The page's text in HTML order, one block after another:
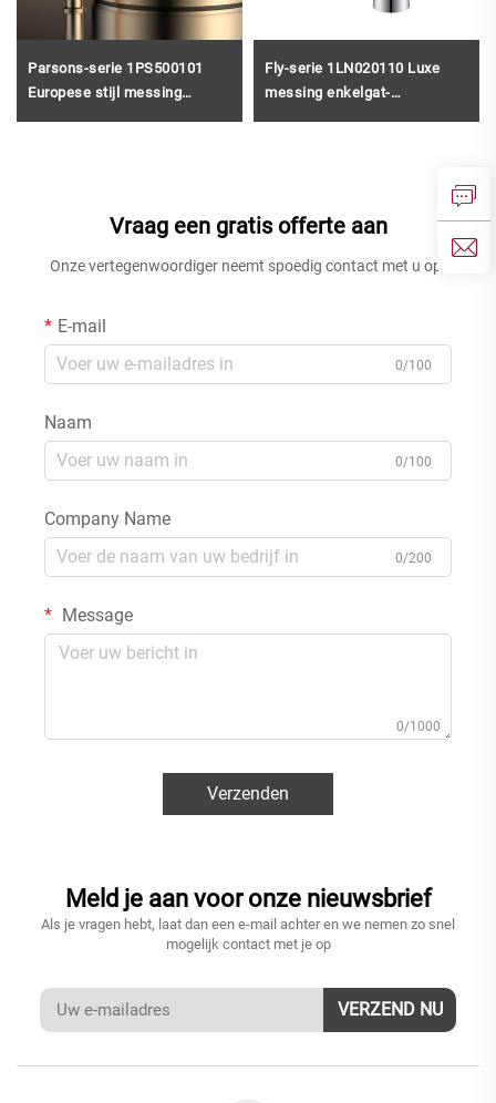
Parsons-serie 1PS500101
Europese stijl messing
Fly-serie 1LN020110 Luxe
messing enkelgat-
Vraag een gratis offerte aan
Onze vertegenwoordiger neemt spoedig contact met u op.
E-mail
0/100
Naam
0/100
Company Name
0/200
Message
0/1000
Verzenden
Meld je aan voor onze nieuwsbrief
Als je vragen hebt, laat dan een e-mail achter en we nemen zo snel
mogelijk contact met je op
VERZEND NU